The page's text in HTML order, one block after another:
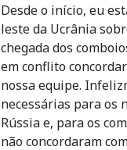
Desde o início, eu
leste da Ucrânia
chegada dos
em conflito
nossa equipe.
necessárias para os
Rússia e, para os
não concordaram